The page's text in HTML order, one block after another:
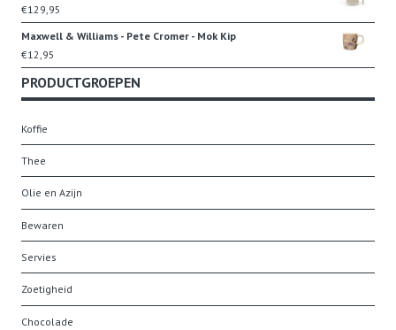
€129,95
Maxwell & Williams - Pete Cromer - Mok Kip
€12,95
PRODUCTGROEPEN
Koffie
Thee
Olie en Azijn
Bewaren
Servies
Zoetigheid
Chocolade